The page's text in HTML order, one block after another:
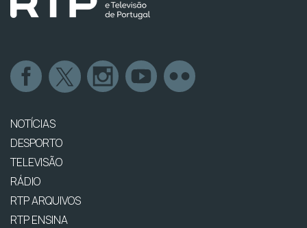
NOTÍCIAS
DESPORTO
TELEVISÃO
RÁDIO
RTP ARQUIVOS
RTP ENSINA